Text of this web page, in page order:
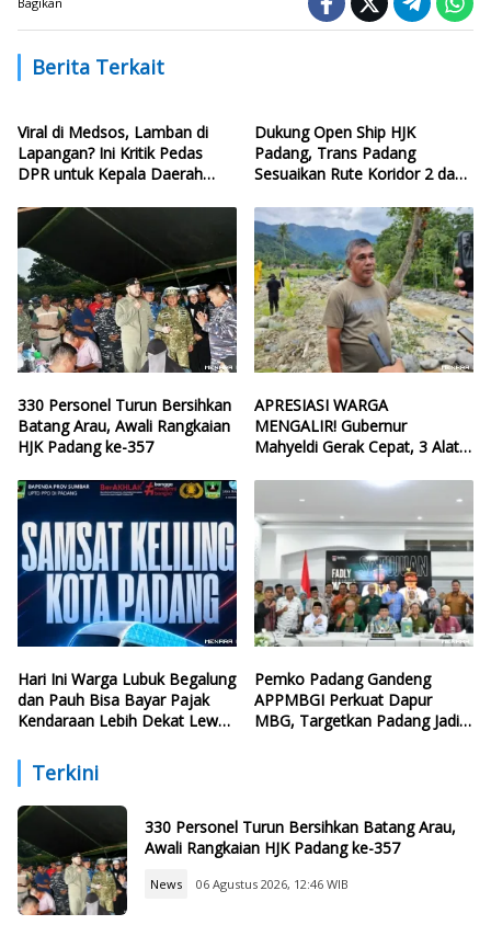
Berita Terkait
Viral di Medsos, Lamban di
Lapangan? Ini Kritik Pedas
DPR untuk Kepala Daerah
Bencana
Dukung Open Ship HJK
Padang, Trans Padang
Sesuaikan Rute Koridor 2 dan
330 Personel Turun Bersihkan
Batang Arau, Awali Rangkaian
HJK Padang ke-357
APRESIASI WARGA
MENGALIR! Gubernur
Mahyeldi Gerak Cepat, 3 Alat
Hari Ini Warga Lubuk Begalung
dan Pauh Bisa Bayar Pajak
Kendaraan Lebih Dekat Lewat
Pemko Padang Gandeng
APPMBGI Perkuat Dapur
MBG, Targetkan Padang Jadi
Terkini
330 Personel Turun Bersihkan Batang Arau,
Awali Rangkaian HJK Padang ke-357
News 06 Agustus 2026, 12:46 WIB